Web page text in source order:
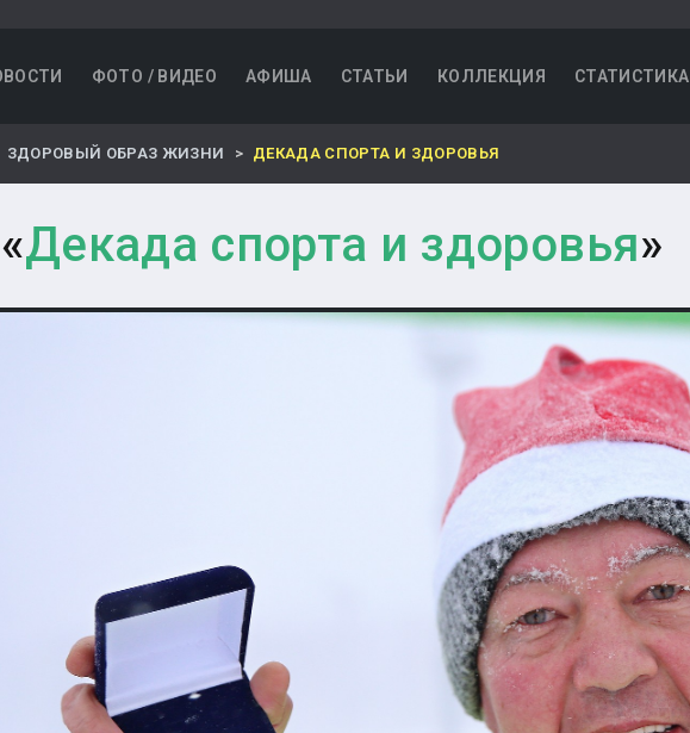
ФОТО / ВИДЕО АФИША СТАТЬИ КОЛЛЕКЦИЯ СТАТИСТИКА
ЗДОРОВЫЙ ОБРАЗ ЖИЗНИ ДЕКАДА СПОРТА И ЗДОРОВЬЯ
Декада спорта и здоровья»